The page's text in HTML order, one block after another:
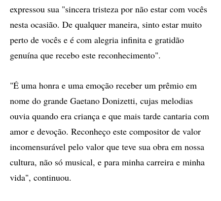
expressou sua "sincera tristeza por não estar com vocês
nesta ocasião. De qualquer maneira, sinto estar muito
perto de vocês e é com alegria infinita e gratidão
genuína que recebo este reconhecimento".
"É uma honra e uma emoção receber um prêmio em
nome do grande Gaetano Donizetti, cujas melodias
ouvia quando era criança e que mais tarde cantaria com
amor e devoção. Reconheço este compositor de valor
incomensurável pelo valor que teve sua obra em nossa
cultura, não só musical, e para minha carreira e minha
vida", continuou.